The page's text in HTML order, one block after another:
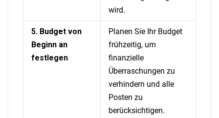
wird.
5. Budget von
Beginn an
festlegen
Planen Sie Ihr Budget
frühzeitig, um
finanzielle
Überraschungen zu
verhindern und alle
Posten zu
berücksichtigen.